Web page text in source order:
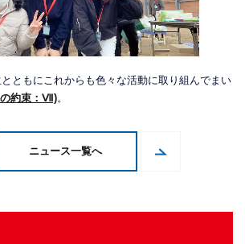
ともにこれからも色々な活動に取り組んでまい
の約束：Ⅶ)。
ニュース一覧へ